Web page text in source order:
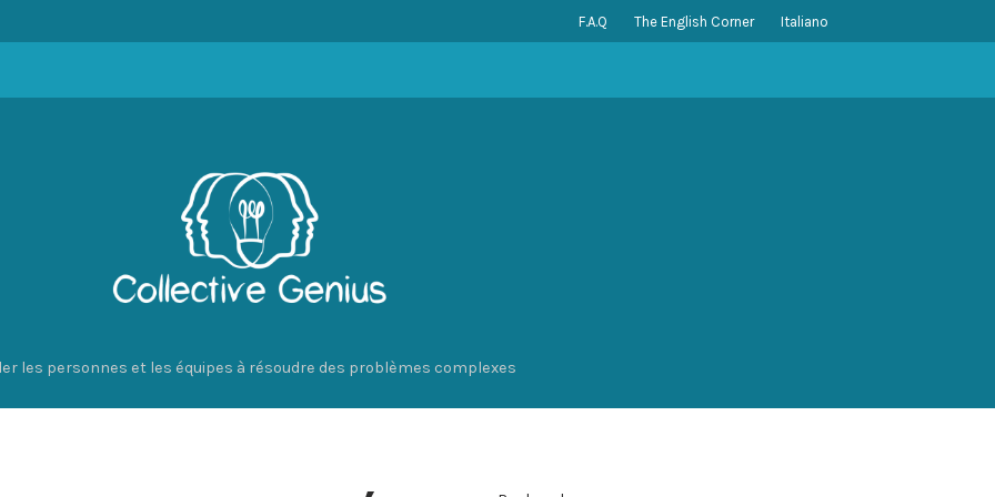
F.A.Q The English Corner Italiano
les personnes et les équipes à résoudre des problèmes complexes